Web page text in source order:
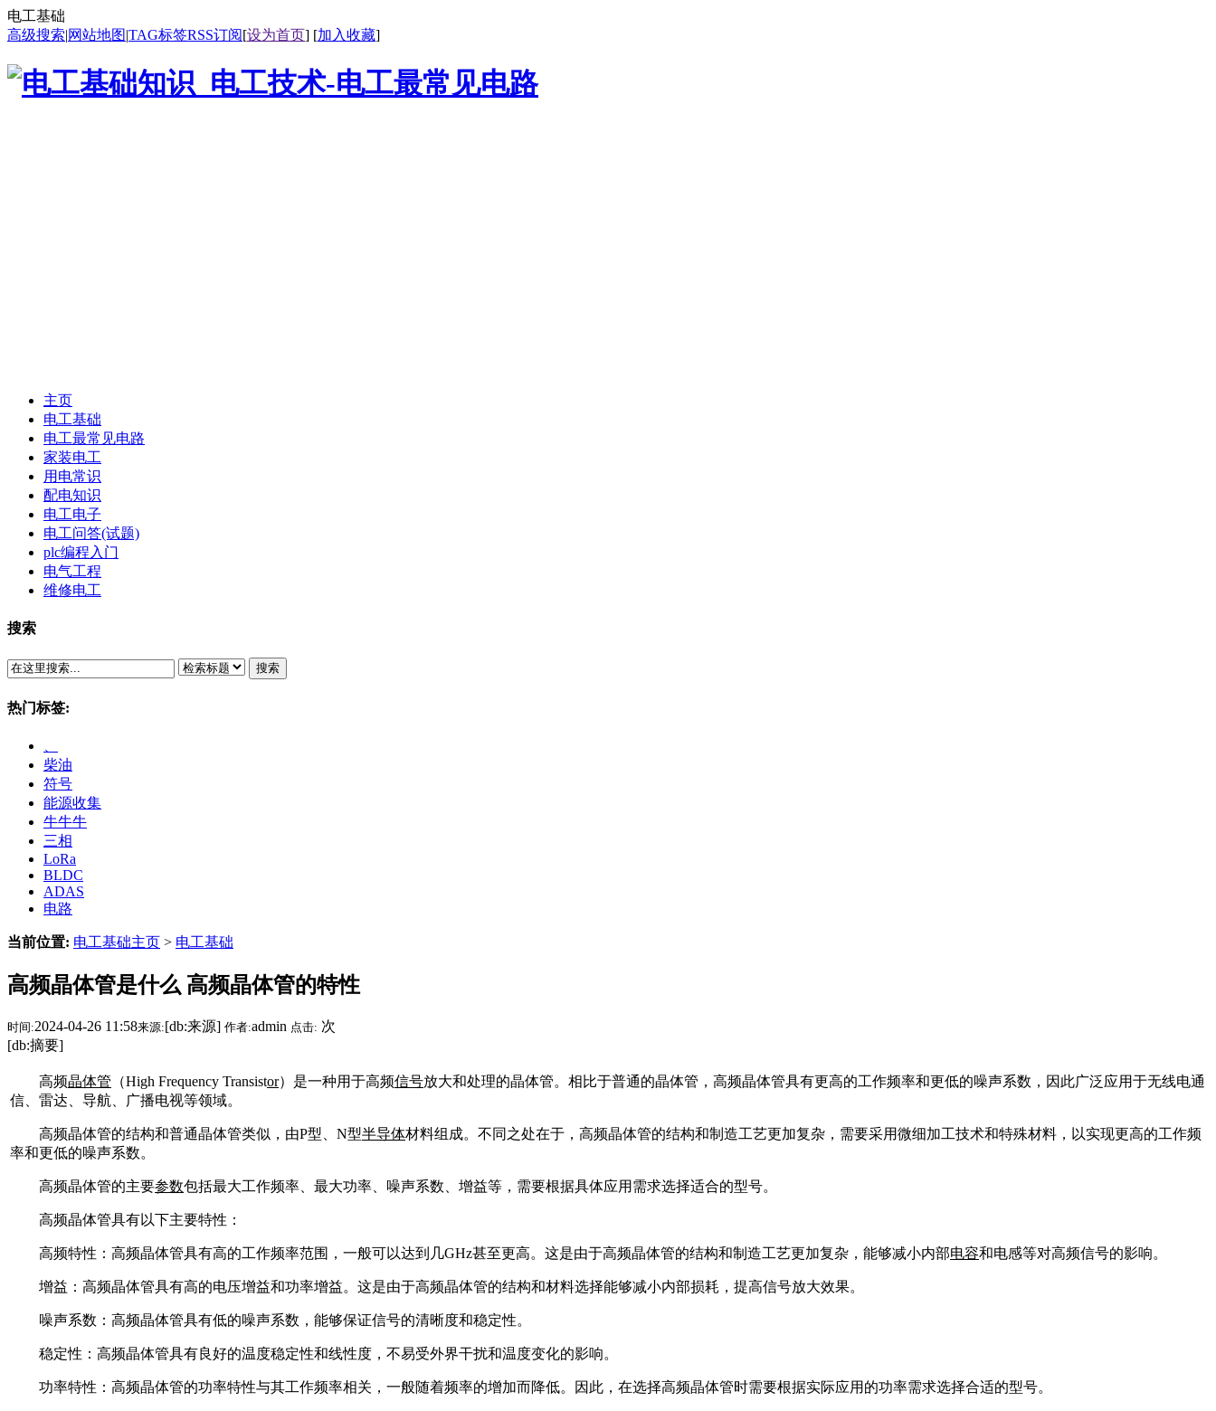
电工基础
高级搜索|网站地图|TAG标签RSS订阅[设为首页] [加入收藏]
主页
电工基础
电工最常见电路
家装电工
用电常识
配电知识
电工电子
电工问答(试题)
plc编程入门
电气工程
维修电工
搜索
搜索
热门标签:
柴油
符号
能源收集
牛牛牛
三相
LoRa
BLDC
ADAS
电路
当前位置: 电工基础主页 > 电工基础
高频晶体管是什么 高频晶体管的特性
时间:2024-04-26 11:58来源:[db:来源] 作者:admin 点击: 次
[db:摘要]
高频晶体管 （High Frequency Transistor）是一种用于高频信号放大和处理的晶体管。相比于普通的晶体管，高频晶体管具有更高的工作频率和更低的噪声系数，因此广泛应用于无线电通
信、雷达、导航、广播电视等领域。
高频晶体管的结构和普通晶体管类似，由P型、N型半导体材料组成。不同之处在于，高频晶体管的结构和制造工艺更加复杂，需要采用微细加工技术和特殊材料，以实现更高的工作频
率和更低的噪声系数。
高频晶体管的主要参数包括最大工作频率、最大功率、噪声系数、增益等，需要根据具体应用需求选择适合的型号。
高频晶体管具有以下主要特性：
高频特性：高频晶体管具有高的工作频率范围，一般可以达到几GHz甚至更高。这是由于高频晶体管的结构和制造工艺更加复杂，能够减小内部电容和电感等对高频信号的影响。
增益：高频晶体管具有高的电压增益和功率增益。这是由于高频晶体管的结构和材料选择能够减小内部损耗，提高信号放大效果。
噪声系数：高频晶体管具有低的噪声系数，能够保证信号的清晰度和稳定性。
稳定性：高频晶体管具有良好的温度稳定性和线性度，不易受外界干扰和温度变化的影响。
功率特性：高频晶体管的功率特性与其工作频率相关，一般随着频率的增加而降低。因此，在选择高频晶体管时需要根据实际应用的功率需求选择合适的型号。